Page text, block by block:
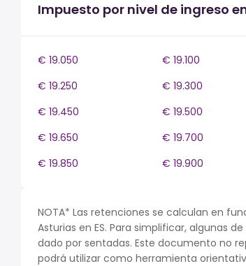
Impuesto por nivel de ingreso
€ 19.050 € 19.100
€ 19.250
€ 19.300
€ 19.450
€ 19.500
€ 19.650
€ 19.700
€ 19.850
€ 19.900
NOTA* Las retenciones se calculan en
Asturias en ES. Para simplificar, algunas
dado por sentadas. Este documento no
podrá utilizar como herramienta